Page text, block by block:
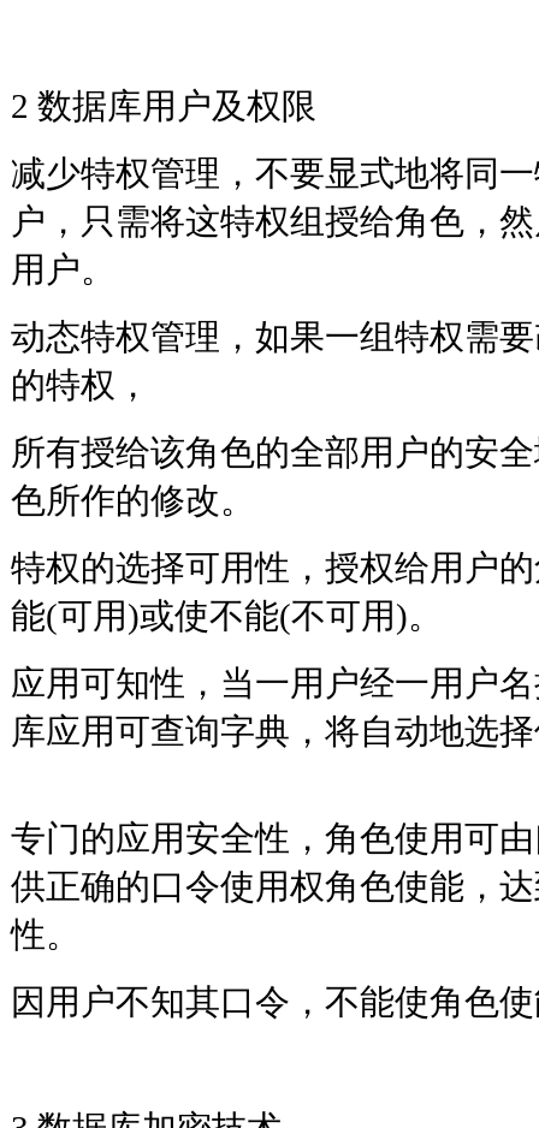
2 数据库用户及权限
减少特权管理，不要显式地将同
户，只需将这特权组授给角色，
用户。
动态特权管理，如果一组特权需
的特权，
所有授给该角色的全部用户的安
色所作的修改。
特权的选择可用性，授权给用户
能(可用)或使不能(不可用)。
应用可知性，当一用户经一用户
库应用可查询字典，将自动地选
专门的应用安全性，角色使用可
供正确的口令使用权角色使能，
性。
因用户不知其口令，不能使角